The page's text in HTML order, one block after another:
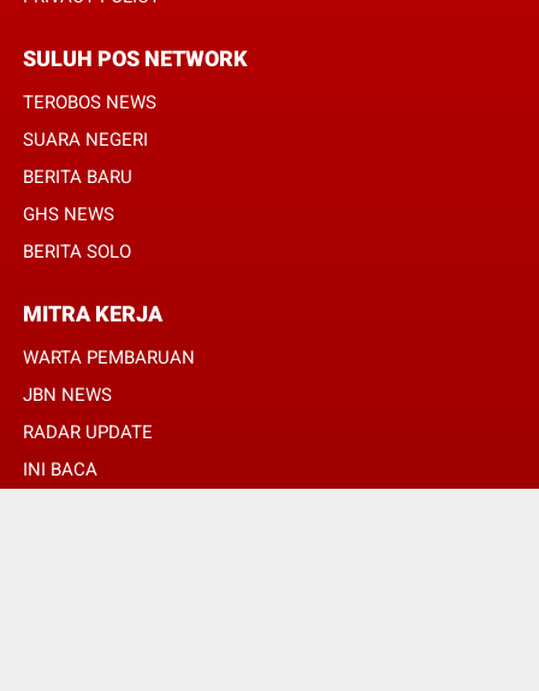
SULUH POS NETWORK
TEROBOS NEWS
SUARA NEGERI
BERITA BARU
GHS NEWS
BERITA SOLO
MITRA KERJA
WARTA PEMBARUAN
JBN NEWS
RADAR UPDATE
INI BACA